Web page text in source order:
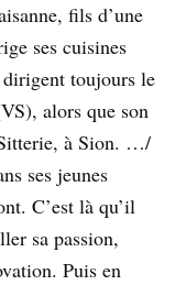
fils d’une
ses cuisines
dirigent toujours le
alors que son
à Sion. …/
ses jeunes
C’est là qu’il
sa passion,
Puis en